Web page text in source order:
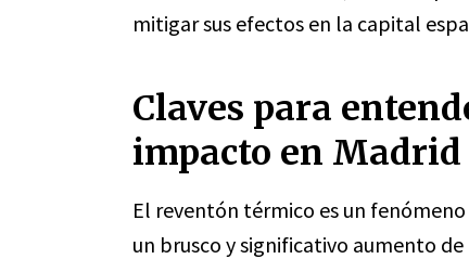
mitigar sus efectos en la capital
Claves para
impacto en
El reventón térmico es un
un brusco y significativo aumento